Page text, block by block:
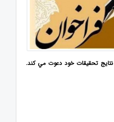
تحقيقات خود دعوت مي كند.